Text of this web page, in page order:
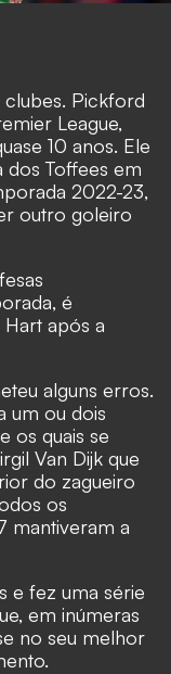
Pickford
League,
10 anos. Ele
Toffees em
2022-23,
outro goleiro
é
após a
alguns erros.
um ou dois
os quais se
Van Dijk que
do zagueiro
os
mantiveram a
e fez uma série
em inúmeras
no seu melhor